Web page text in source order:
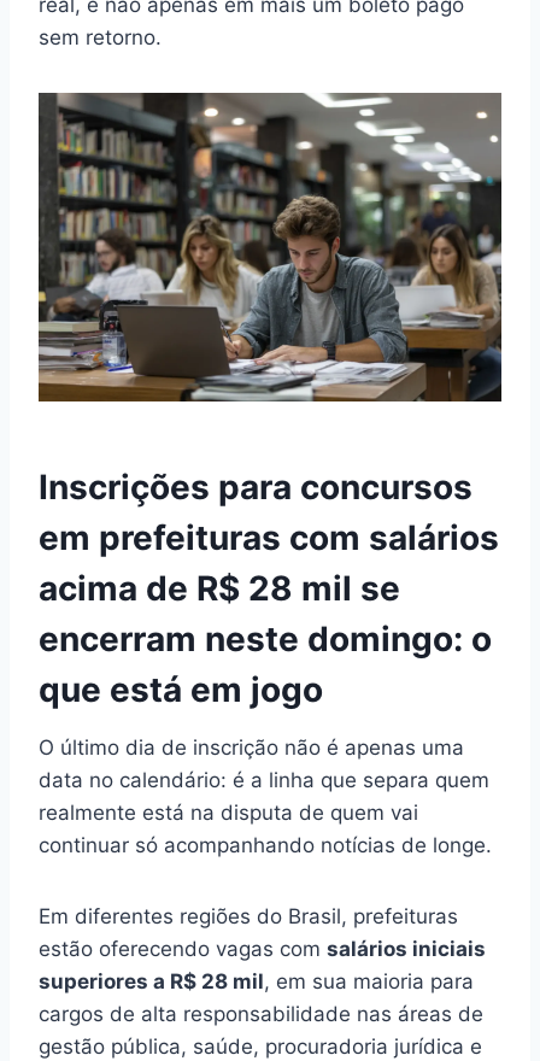
real, e não apenas em mais um boleto pago
sem retorno.
Inscrições para concursos
em prefeituras com salários
acima de R$ 28 mil se
encerram neste domingo: o
que está em jogo
O último dia de inscrição não é apenas uma
data no calendário: é a linha que separa quem
realmente está na disputa de quem vai
continuar só acompanhando notícias de longe.
Em diferentes regiões do Brasil, prefeituras
estão oferecendo vagas com salários iniciais
superiores a R$ 28 mil, em sua maioria para
cargos de alta responsabilidade nas áreas de
gestão pública, saúde, procuradoria jurídica e